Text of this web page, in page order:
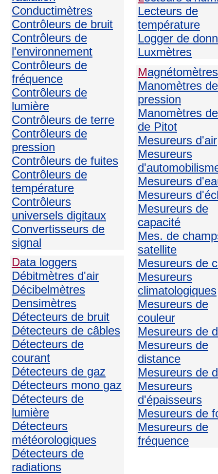
Conductimètres
Contrôleurs de bruit
Contrôleurs de
l'environnement
Contrôleurs de
fréquence
Contrôleurs de
lumière
Contrôleurs de terre
Contrôleurs de
pression
Contrôleurs de fuites
Contrôleurs de
température
Contrôleurs
universels digitaux
Convertisseurs de
signal
Data loggers
Débitmètres d'air
Décibelmètres
Densimètres
Détecteurs de bruit
Détecteurs de câbles
Détecteurs de
courant
Détecteurs de gaz
Détecteurs mono gaz
Détecteurs de
lumière
Détecteurs
météorologiques
Détecteurs de
radiations
Lecteurs de
température
Logger de
Luxmètres
Magnétomètres
Manomètres de
pression
Manomètres
de Pitot
Mesureurs d'air
Mesureurs
Mesureurs
Mesureurs
Mesureurs de
capacité
Mes. de
satellite
Mesureurs de
Mesureurs
climatologiques
Mesureurs de
couleur
Mesureurs de
Mesureurs de
distance
Mesureurs de
Mesureurs
d'épaisseurs
Mesureurs de
Mesureurs de
fréquence